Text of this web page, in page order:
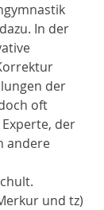
In der
der
oft
der
andere
und tz)